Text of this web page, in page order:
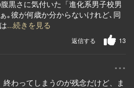
黒さに気付いた「進化系男子校男
｡彼が何歳か分からないけれど､同
...続きを見る
13
返信する
...
わってしまうのが残念だけど、ま